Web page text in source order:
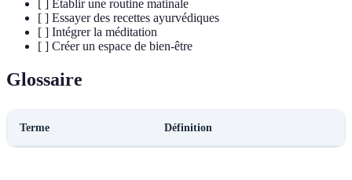
[ ] Établir une routine matinale
[ ] Essayer des recettes ayurvédiques
[ ] Intégrer la méditation
[ ] Créer un espace de bien-être
Glossaire
Terme Définition